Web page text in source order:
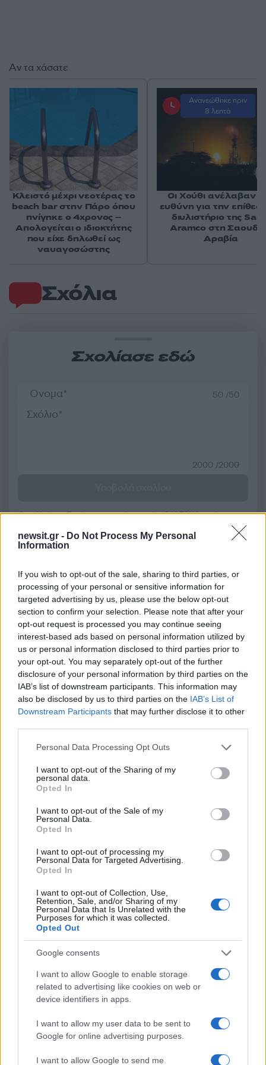
newsit.gr - Do Not Process My Personal
Information
If you wish to opt-out of the sale, sharing to third parties, or
processing of your personal or sensitive information for
targeted advertising by us, please use the below opt-out
section to confirm your selection. Please note that after your
opt-out request is processed you may continue seeing
interest-based ads based on personal information utilized by
us or personal information disclosed to third parties prior to
your opt-out. You may separately opt-out of the further
disclosure of your personal information by third parties on the
IAB’s list of downstream participants. This information may
also be disclosed by us to third parties on the IAB’s List of
Downstream Participants that may further disclose it to other
Please note that this website/app uses one or more Google
not limited to your visit or usage behaviour. You may click to
grant or deny consent to Google and its third-party tags to
use your data for below specified purposes in below Google
consent section.
Personal Data Processing Opt Outs
I want to opt-out of the Sharing of my
personal data.
Opted In
I want to opt-out of the Sale of my
Personal Data.
Opted In
I want to opt-out of processing my
Personal Data for Targeted Advertising.
Opted In
I want to opt-out of Collection, Use,
Retention, Sale, and/or Sharing of my
Personal Data that Is Unrelated with the
Purposes for which it was collected.
Opted Out
Google consents
I want to allow Google to enable storage
related to advertising like cookies on web or
device identifiers in apps.
I want to allow my user data to be sent to
Google for online advertising purposes.
I want to allow Google to send me
Σχόλια
Σχολίασε εδώ
50 /50
2000 /2000
Όροι Χρήσης. Το site προστατεύεται από reCAPTCHA, ισχύουν
Μακρο-οικονομία
Share:
Ακολουθήστε το Νewsit.gr στο Google Newsκαι
ενημερωθείτε πρώτοι για όλη την ειδησεογραφία και τα
τελευταία νέα της ημέρας
Αν τα χάσατε
Κλειστό μέχρι νεοτέρας το
beach bar στην Πάρο όπου
πνίγηκε ο 4χρονος –
Απολογείται ο ιδιοκτήτης
που είχε δηλωθεί ως
ναυαγοσώστης
Ανανεώθηκε πριν
8 λεπτά
Οι Χούθι ανέλαβαν
ευθύνη για την
διυλιστήριο της
Aramco στη
Αραβία
Πιο δημοφιλή
Νίκα κάνουν διακοπές με πολυτελές γιοτ
Η Άννα Βίσση ξετρελάθηκε με μπάντα που
έπαιζε Τσιτσάνη στο Φισκάρδο και τους
πρότεινε συνεργασία
Θρήνος για τον Λιονέλ Μέσι – Πέθανε ο
πατέρας του, Χόρχε
Ελίζαμπεθ Ελέτσι και Νεκτάριος Λεμονίδης
πήγαν στον Άγιο Νεκτάριο Βούλας για να
πάρουν την ευχή για τον γιο τους
δεν πρόλαβε να ξεφύγει από το τσουνάμι
μπορεί να αλλάξει τη χρονολογία της
προϊστορικής έκρηξης
Πιο σχολιασμένα
Βγήκαν ξανά τα μαχαίρια στην Ελπίδα
για τη Δημοκρατία: «Καρυστιανού,
Γρατσία και Γαλανός μετέτρεψαν το
Απίστευτο κι όμως αληθινό -
Aναστέλλονται τα τακτικά ραντεβού του
αγγειοχειρουργού του νοσοκομείου